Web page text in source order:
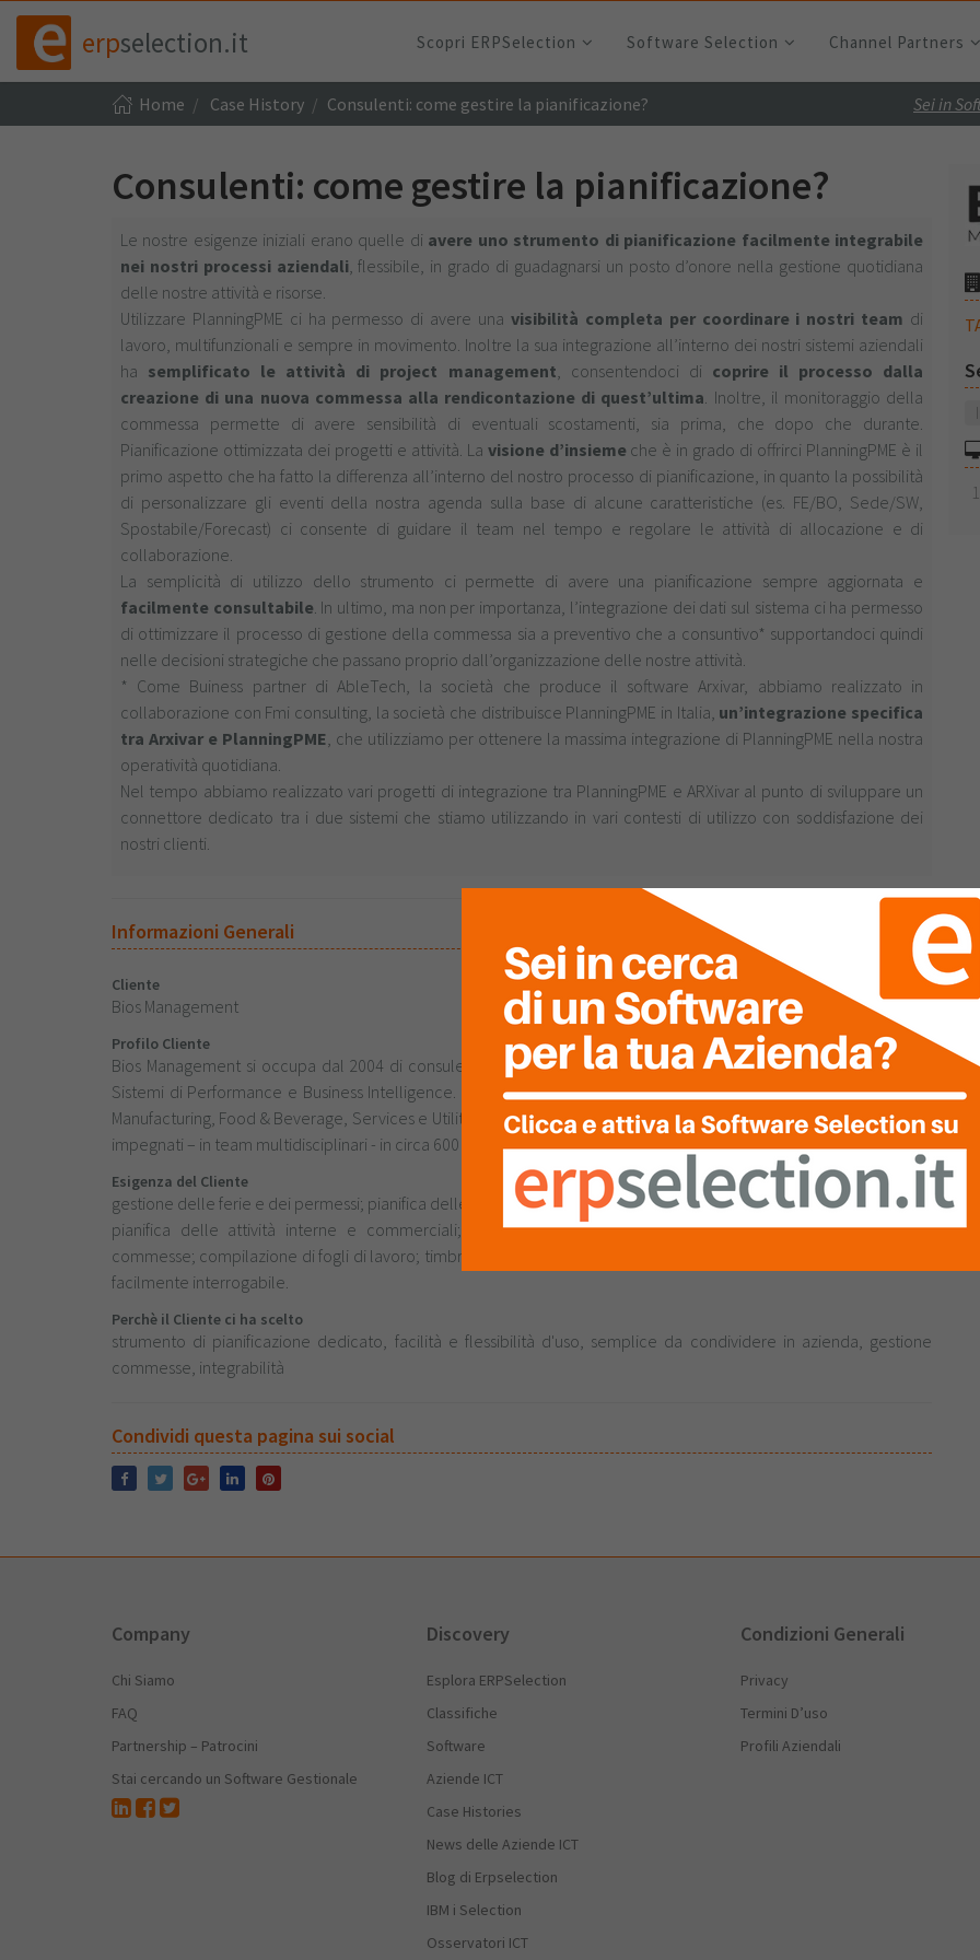
erpselection.it Scopri ERPSelection Software Selection Channel Partners
Home Case History Consulenti: come gestire la pianificazione? Sei in
Consulenti: come gestire la pianificazione?
Le nostre esigenze iniziali erano quelle di avere uno strumento di pianificazione facilmente integrabile
nei nostri processi aziendali, flessibile, in grado di guadagnarsi un posto d’onore nella gestione quotidiana
delle nostre attività e risorse.
Utilizzare PlanningPME ci ha permesso di avere una visibilità completa per coordinare i nostri team di
lavoro, multifunzionali e sempre in movimento. Inoltre la sua integrazione all’interno dei nostri sistemi aziendali
ha semplificato le attività di project management, consentendoci di coprire il processo dalla
creazione di una nuova commessa alla rendicontazione di quest’ultima. Inoltre, il monitoraggio della
commessa permette di avere sensibilità di eventuali scostamenti, sia prima, che dopo che durante.
Pianificazione ottimizzata dei progetti e attività. La visione d’insieme che è in grado di offrirci PlanningPME è il
primo aspetto che ha fatto la differenza all’interno del nostro processo di pianificazione, in quanto la possibilità
di personalizzare gli eventi della nostra agenda sulla base di alcune caratteristiche (es. FE/BO, Sede/SW,
Spostabile/Forecast) ci consente di guidare il team nel tempo e regolare le attività di allocazione e di
collaborazione.
La semplicità di utilizzo dello strumento ci permette di avere una pianificazione sempre aggiornata e
facilmente consultabile. In ultimo, ma non per importanza, l’integrazione dei dati sul sistema ci ha permesso
di ottimizzare il processo di gestione della commessa sia a preventivo che a consuntivo* supportandoci quindi
nelle decisioni strategiche che passano proprio dall’organizzazione delle nostre attività.
* Come Buiness partner di AbleTech, la società che produce il software Arxivar, abbiamo realizzato in
collaborazione con Fmi consulting, la società che distribuisce PlanningPME in Italia, un’integrazione specifica
tra Arxivar e PlanningPME, che utilizziamo per ottenere la massima integrazione di PlanningPME nella nostra
operatività quotidiana.
Nel tempo abbiamo realizzato vari progetti di integrazione tra PlanningPME e ARXivar al punto di sviluppare un
connettore dedicato tra i due sistemi che stiamo utilizzando in vari contesti di utilizzo con soddisfazione dei
nostri clienti.
Informazioni Generali
Cliente
Bios Management
Sito Internet
https://www.biosmanagement.com/
Profilo Cliente
Bios Management si occupa dal 2004 di consulenza nel campo della Direzione e Organizzazione Aziendale e di
Sistemi di Performance e Business Intelligence. Si tratta di un’azienda dinamica che opera in diversi settori quali
Manufacturing, Food & Beverage, Services e Utilities. E’ composta da più di 100 dipendenti suddivisi in varie sedi ed
impegnati – in team multidisciplinari - in circa 600 commesse l’anno.
Esigenza del Cliente
gestione delle ferie e dei permessi; pianifica delle disponibilità presso clienti e sedi; rendicontazione attività svolte;
pianifica delle attività interne e commerciali; pianifica della formazione; monitoraggio stato avanzamento
commesse; compilazione di fogli di lavoro; timbrature giornaliere; creazione di un unico archivio digitale condiviso
facilmente interrogabile.
Perchè il Cliente ci ha scelto
strumento di pianificazione dedicato, facilità e flessibilità d'uso, semplice da condividere in azienda, gestione
commesse, integrabilità
Condividi questa pagina sui social
Company
Chi Siamo
FAQ
Partnership – Patrocini
Stai cercando un Software Gestionale
Discovery
Esplora ERPSelection
Classifiche
Software
Aziende ICT
Case Histories
News delle Aziende ICT
Blog di Erpselection
IBM i Selection
Osservatori ICT
Condizioni Generali
Privacy
Termini D’uso
Profili Aziendali